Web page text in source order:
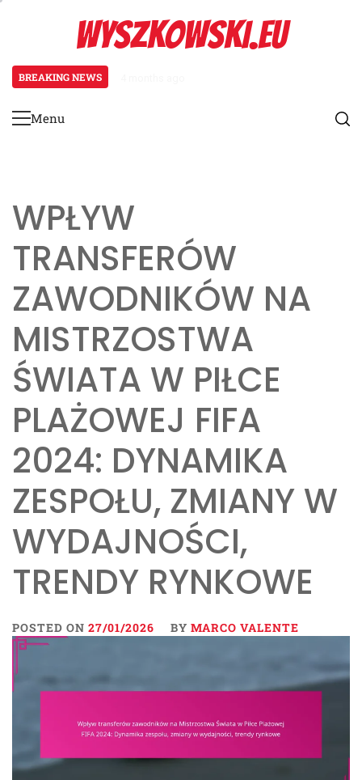
WYSZKOWSKI.EU
BREAKING NEWS
Primary
Menu
WPŁYW
TRANSFERÓW
ZAWODNIKÓW NA
MISTRZOSTWA
ŚWIATA W PIŁCE
PLAŻOWEJ FIFA
2024: DYNAMIKA
ZESPOŁU, ZMIANY W
WYDAJNOŚCI,
TRENDY RYNKOWE
POSTED ON 27/01/2026 BY MARCO VALENTE